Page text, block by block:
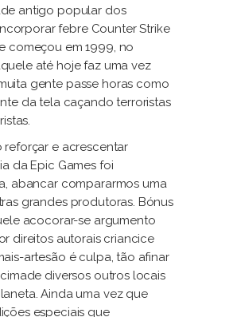
antigo popular dos
febre Counter Strike
começou em 1999, no
até hoje faz uma vez
gente passe horas como
da tela caçando terroristas
reforçar e acrescentar
da Epic Games foi
abancar compararmos uma
grandes produtoras. Bónus
acocorar-se argumento
direitos autorais criancice
artesão é culpa, tão afinar
diversos outros locais
Ainda uma vez que
especiais que